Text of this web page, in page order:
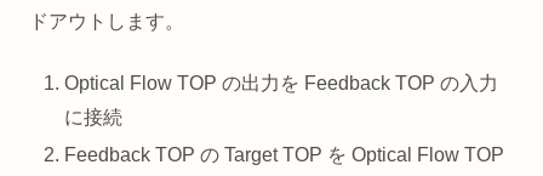
ドアウトします。
Optical Flow TOP の出力を Feedback TOP の入力
に接続
Feedback TOP の Target TOP を Optical Flow TOP